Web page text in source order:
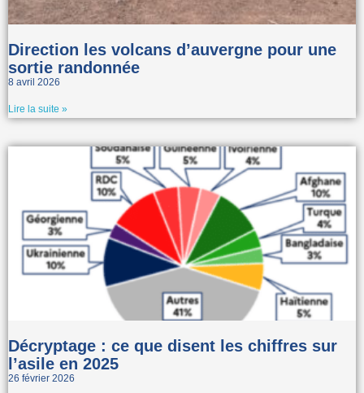
Direction les volcans d’auvergne pour une
sortie randonnée
8 avril 2026
Lire la suite »
Décryptage : ce que disent les chiffres sur
l’asile en 2025​
26 février 2026